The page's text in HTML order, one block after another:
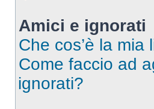
Amici e ignorati
Che cos’è la
Come faccio ad
ignorati?